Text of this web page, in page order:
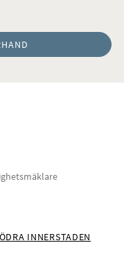
INNERSTADEN